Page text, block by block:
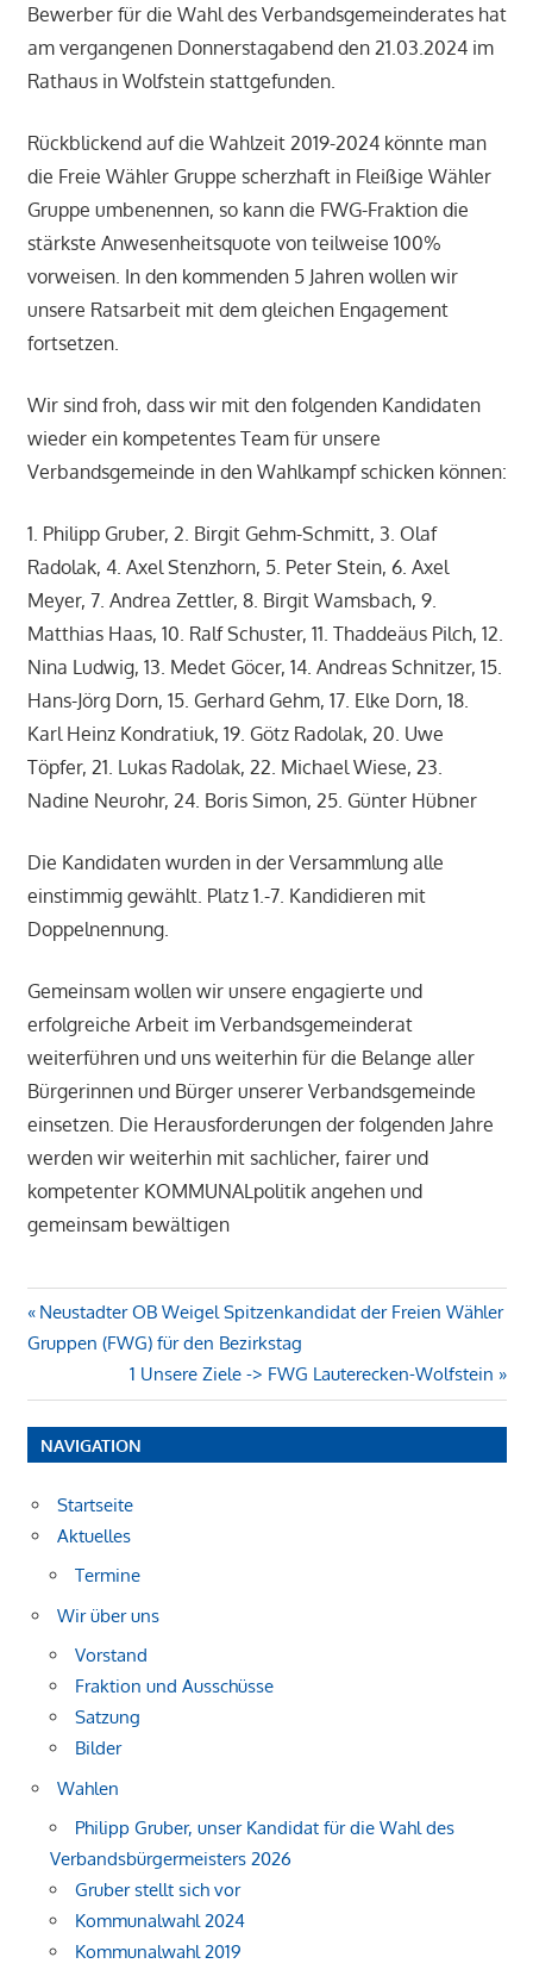
Bewerber für die Wahl des Verbandsgemeinderates hat
am vergangenen Donnerstagabend den 21.03.2024 im
Rathaus in Wolfstein stattgefunden.
Rückblickend auf die Wahlzeit 2019-2024 könnte man
die Freie Wähler Gruppe scherzhaft in Fleißige Wähler
Gruppe umbenennen, so kann die FWG-Fraktion die
stärkste Anwesenheitsquote von teilweise 100%
vorweisen. In den kommenden 5 Jahren wollen wir
unsere Ratsarbeit mit dem gleichen Engagement
fortsetzen.
Wir sind froh, dass wir mit den folgenden Kandidaten
wieder ein kompetentes Team für unsere
Verbandsgemeinde in den Wahlkampf schicken können:
1. Philipp Gruber, 2. Birgit Gehm-Schmitt, 3. Olaf
Radolak, 4. Axel Stenzhorn, 5. Peter Stein, 6. Axel
Meyer, 7. Andrea Zettler, 8. Birgit Wamsbach, 9.
Matthias Haas, 10. Ralf Schuster, 11. Thaddeäus Pilch, 12.
Nina Ludwig, 13. Medet Göcer, 14. Andreas Schnitzer, 15.
Hans-Jörg Dorn, 15. Gerhard Gehm, 17. Elke Dorn, 18.
Karl Heinz Kondratiuk, 19. Götz Radolak, 20. Uwe
Töpfer, 21. Lukas Radolak, 22. Michael Wiese, 23.
Nadine Neurohr, 24. Boris Simon, 25. Günter Hübner
Die Kandidaten wurden in der Versammlung alle
einstimmig gewählt. Platz 1.-7. Kandidieren mit
Doppelnennung.
Gemeinsam wollen wir unsere engagierte und
erfolgreiche Arbeit im Verbandsgemeinderat
weiterführen und uns weiterhin für die Belange aller
Bürgerinnen und Bürger unserer Verbandsgemeinde
einsetzen. Die Herausforderungen der folgenden Jahre
werden wir weiterhin mit sachlicher, fairer und
kompetenter KOMMUNALpolitik angehen und
gemeinsam bewältigen
Beitragsnavigation
Vorheriger
Beitrag:
Neustadter OB Weigel Spitzenkandidat der Freien Wähler
Gruppen (FWG) für den Bezirkstag
Nächster
Beitrag:
1 Unsere Ziele -> FWG Lauterecken-Wolfstein
NAVIGATION
Startseite
Aktuelles
Termine
Wir über uns
Vorstand
Fraktion und Ausschüsse
Satzung
Bilder
Wahlen
Philipp Gruber, unser Kandidat für die Wahl des
Verbandsbürgermeisters 2026
Gruber stellt sich vor
Kommunalwahl 2024
Kommunalwahl 2019